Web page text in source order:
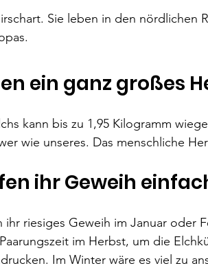
Sie leben in den nördlichen
ein ganz großes
kann bis zu 1,95 Kilogramm
wie unseres. Das menschliche
ihr Geweih
ihr riesiges Geweih im Januar oder
im Herbst, um die
Im Winter wäre es viel zu